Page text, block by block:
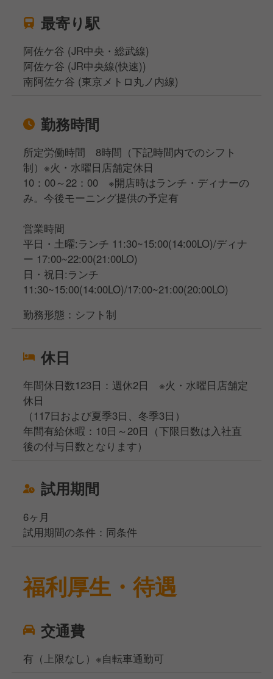
最寄り駅
阿佐ケ谷 (JR中央・総武線)
阿佐ケ谷 (JR中央線(快速))
南阿佐ケ谷 (東京メトロ丸ノ内線)
勤務時間
所定労働時間 8時間（下記時間内でのシフト
制）※火・水曜日店舗定休日
10：00～22：00 ※開店時はランチ・ディナーの
み。今後モーニング提供の予定有
営業時間
平日・土曜:ランチ 11:30~15:00(14:00LO)/ディナ
ー 17:00~22:00(21:00LO)
日・祝日:ランチ
11:30~15:00(14:00LO)/17:00~21:00(20:00LO)
勤務形態：シフト制
休日
年間休日数123日：週休2日 ※火・水曜日店舗定
休日
（117日および夏季3日、冬季3日）
年間有給休暇：10日～20日（下限日数は入社直
後の付与日数となります）
試用期間
6ヶ月
試用期間の条件：同条件
福利厚生・待遇
交通費
有（上限なし）※自転車通勤可